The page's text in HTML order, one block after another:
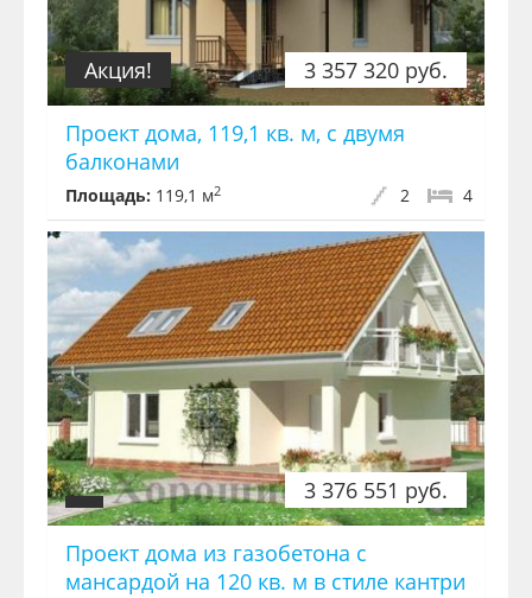
3 357 320 руб.
Акция!
Проект дома, 119,1 кв. м, с двумя
балконами
Площадь: 119,1 м2 4
2
3 376 551 руб.
Проект дома из газобетона с
мансардой на 120 кв. м в стиле кантри